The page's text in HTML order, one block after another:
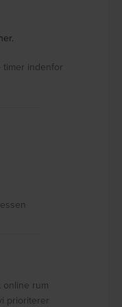
timer indenfor
rum
prioriterer